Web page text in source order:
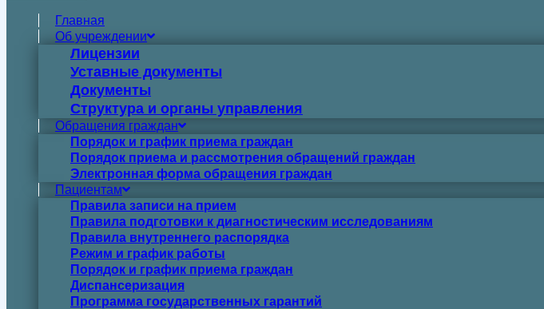
Главная
Об учреждении
Лицензии
Уставные документы
Документы
Структура и органы управления
Обращения граждан
Порядок и график приема граждан
Порядок приема и рассмотрения обращений граждан
Электронная форма обращения граждан
Пациентам
Правила записи на прием
Правила подготовки к диагностическим исследованиям
Правила внутреннего распорядка
Режим и график работы
Порядок и график приема граждан
Диспансеризация
Программа государственных гарантий